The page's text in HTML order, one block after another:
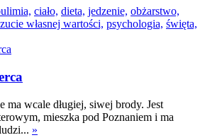
ciało, dieta, jedzenie, obżarstwo,
własnej wartości, psychologia, święta,
ma wcale długiej, siwej brody. Jest
mieszka pod Poznaniem i ma
»